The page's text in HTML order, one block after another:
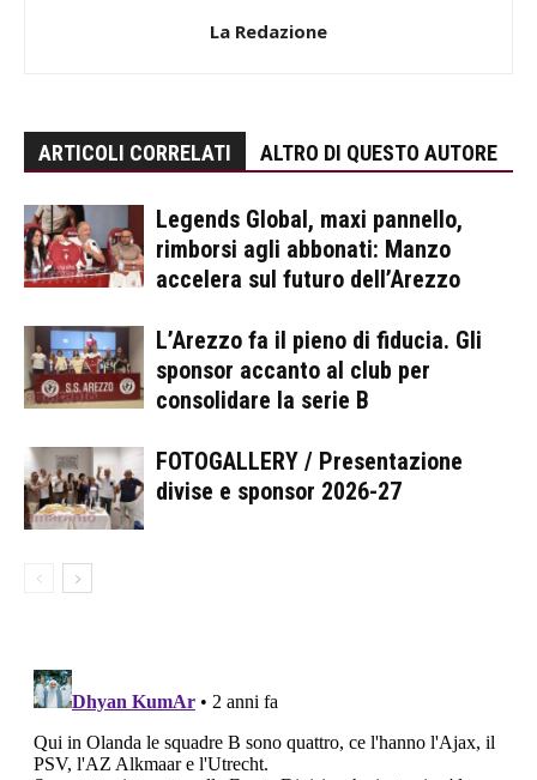
La Redazione
ARTICOLI CORRELATI ALTRO DI QUESTO AUTORE
Legends Global, maxi pannello,
rimborsi agli abbonati: Manzo
accelera sul futuro dell’Arezzo
L’Arezzo fa il pieno di fiducia. Gli
sponsor accanto al club per
consolidare la serie B
FOTOGALLERY / Presentazione
divise e sponsor 2026-27